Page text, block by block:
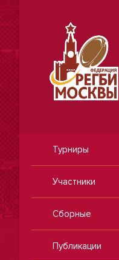
Турниры
Участники
Сборные
Публикации